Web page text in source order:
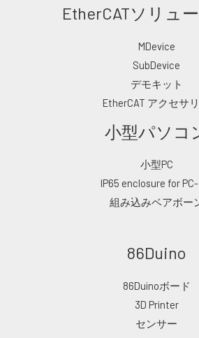
EtherCATソリュ
MDevice
SubDevice
デモキット
EtherCAT アクセサ
小型パソコ
小型PC
IP65 enclosure for PC-
組み込みベアボー
86Duino
86Duinoボード
3D Printer
センサー